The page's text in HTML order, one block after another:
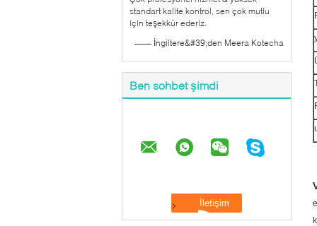
standart kalite kontrol, sen çok mutlu
için teşekkür ederiz.
—— İngiltere&#39;den Meera Kotecha
Ben sohbet şimdi